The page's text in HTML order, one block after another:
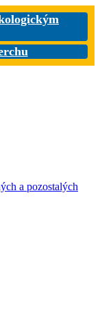
a pozostalých